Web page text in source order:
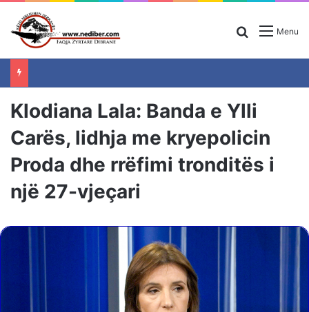
Menu
Search for
Klodiana Lala: Banda e Ylli
Carës, lidhja me kryepolicin
Proda dhe rrëfimi tronditës i
një 27-vjeçari